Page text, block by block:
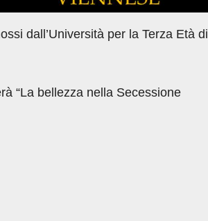
dall’Università per la Terza Età di
“La bellezza nella Secessione